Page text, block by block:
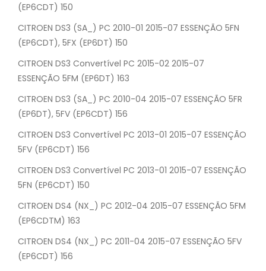
(EP6CDT) 150
CITROEN DS3 (SA_) PC 2010-01 2015-07 ESSENÇÃO 5FN
(EP6CDT), 5FX (EP6DT) 150
CITROEN DS3 Convertível PC 2015-02 2015-07
ESSENÇÃO 5FM (EP6DT) 163
CITROEN DS3 (SA_) PC 2010-04 2015-07 ESSENÇÃO 5FR
(EP6DT), 5FV (EP6CDT) 156
CITROEN DS3 Convertível PC 2013-01 2015-07 ESSENÇÃO
5FV (EP6CDT) 156
CITROEN DS3 Convertível PC 2013-01 2015-07 ESSENÇÃO
5FN (EP6CDT) 150
CITROEN DS4 (NX_) PC 2012-04 2015-07 ESSENÇÃO 5FM
(EP6CDTM) 163
CITROEN DS4 (NX_) PC 2011-04 2015-07 ESSENÇÃO 5FV
(EP6CDT) 156